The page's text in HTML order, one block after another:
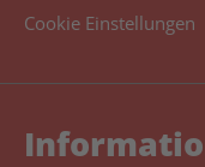
Cookie Einstellungen